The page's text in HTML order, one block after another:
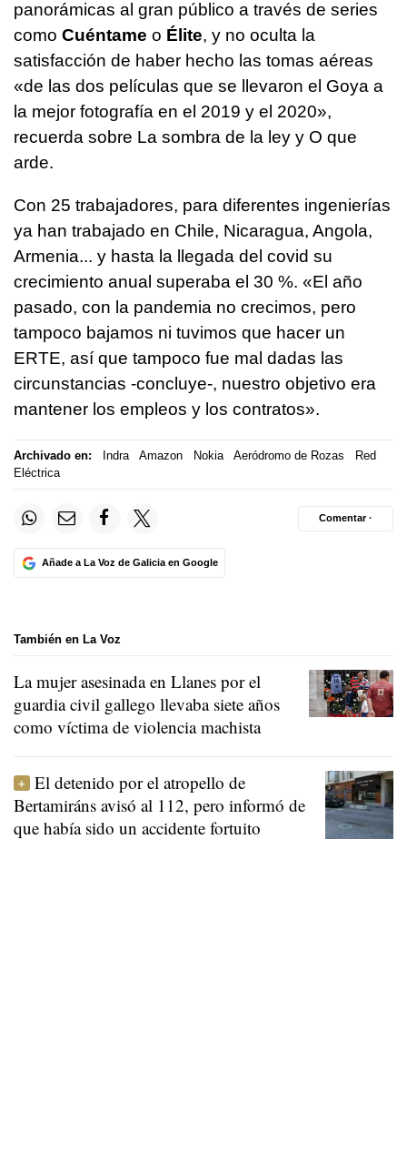
panorámicas al gran público a través de series
como Cuéntame o Élite, y no oculta la
satisfacción de haber hecho las tomas aéreas
«de las dos películas que se llevaron el Goya a
la mejor fotografía en el 2019 y el 2020»,
recuerda sobre La sombra de la ley y O que
arde.
Con 25 trabajadores, para diferentes ingenierías
ya han trabajado en Chile, Nicaragua, Angola,
Armenia... y hasta la llegada del covid su
crecimiento anual superaba el 30 %. «El año
pasado, con la pandemia no crecimos, pero
tampoco bajamos ni tuvimos que hacer un
ERTE, así que tampoco fue mal dadas las
circunstancias -concluye-, nuestro objetivo era
mantener los empleos y los contratos».
Archivado en: Indra Amazon Nokia Aeródromo de Rozas
Red
Eléctrica
Añade a La Voz de Galicia en Google
Comentar ·
También en La Voz
La mujer asesinada en Llanes por el
guardia civil gallego llevaba siete años
como víctima de violencia machista
El detenido por el atropello de
Bertamiráns avisó al 112, pero informó de
que había sido un accidente fortuito